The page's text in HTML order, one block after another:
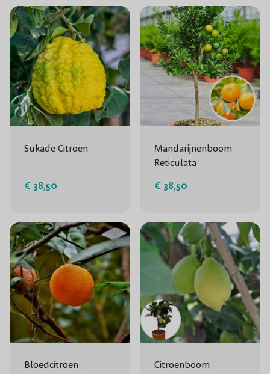
Sukade Citroen
€ 38,50
Mandarijnenboom
Reticulata
€ 38,50
Bloedcitroen
Citroenboom